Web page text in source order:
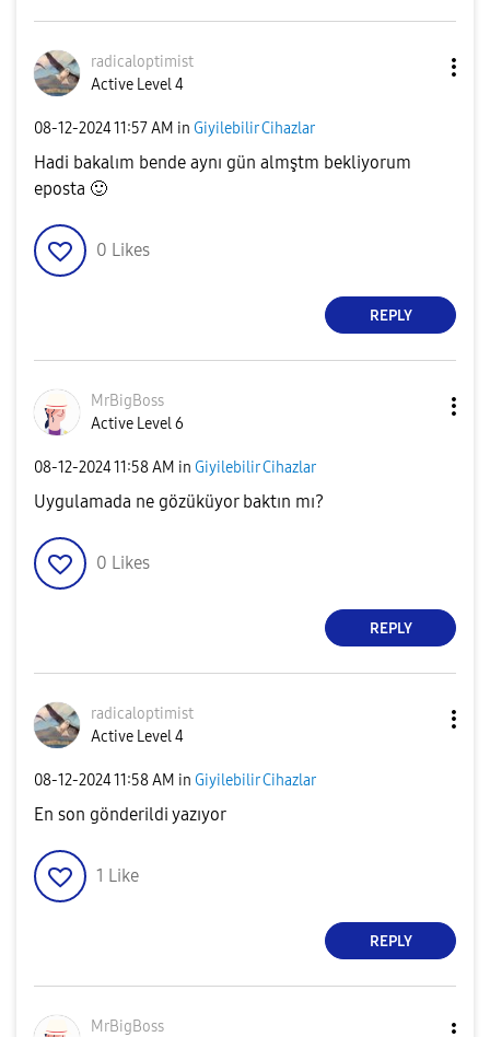
radicaloptimist
Active Level 4
‎08-12-202411:57 AM in Giyilebilir Cihazlar
Hadi bakalım bende aynı gün almştm bekliyorum
eposta 🙂
0 Likes
REPLY
MrBigBoss
Active Level 6
‎08-12-202411:58 AM in Giyilebilir Cihazlar
Uygulamada ne gözüküyor baktın mı?
0 Likes
REPLY
radicaloptimist
Active Level 4
‎08-12-202411:58 AM in Giyilebilir Cihazlar
En son gönderildi yazıyor
1 Like
REPLY
MrBigBoss